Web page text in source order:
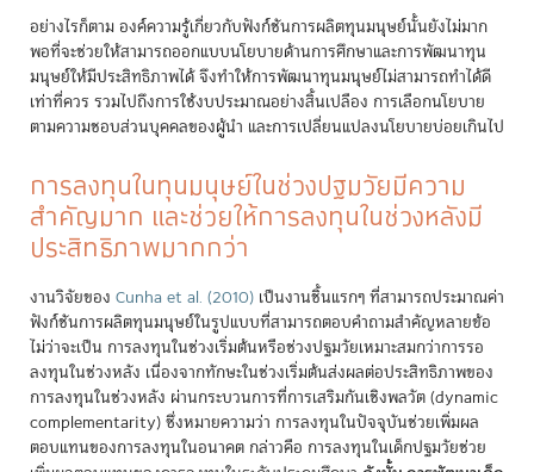
อย่างไรก็ตาม องค์ความรู้เกี่ยวกับฟังก์ชันการผลิตทุนมนุษย์นั้นยังไม่มาก
พอที่จะช่วยให้สามารถออกแบบนโยบายด้านการศึกษาและการพัฒนาทุน
มนุษย์ให้มีประสิทธิภาพได้ จึงทำให้การพัฒนาทุนมนุษย์ไม่สามารถทำได้ดี
เท่าที่ควร รวมไปถึงการใช้งบประมาณอย่างสิ้นเปลือง การเลือกนโยบาย
ตามความชอบส่วนบุคคลของผู้นำ และการเปลี่ยนแปลงนโยบายบ่อยเกินไป
การลงทุนในทุนมนุษย์ในช่วงปฐมวัยมีความ
สำคัญมาก และช่วยให้การลงทุนในช่วงหลังมี
ประสิทธิภาพมากกว่า
งานวิจัยของ Cunha et al. (2010) เป็นงานชิ้นแรกๆ ที่สามารถประมาณค่า
ฟังก์ชันการผลิตทุนมนุษย์ในรูปแบบที่สามารถตอบคำถามสำคัญหลายข้อ
ไม่ว่าจะเป็น การลงทุนในช่วงเริ่มต้นหรือช่วงปฐมวัยเหมาะสมกว่าการรอ
ลงทุนในช่วงหลัง เนื่องจากทักษะในช่วงเริ่มต้นส่งผลต่อประสิทธิภาพของ
การลงทุนในช่วงหลัง ผ่านกระบวนการที่การเสริมกันเชิงพลวัต (dynamic
complementarity) ซึ่งหมายความว่า การลงทุนในปัจจุบันช่วยเพิ่มผล
ตอบแทนของการลงทุนในอนาคต กล่าวคือ การลงทุนในเด็กปฐมวัยช่วย